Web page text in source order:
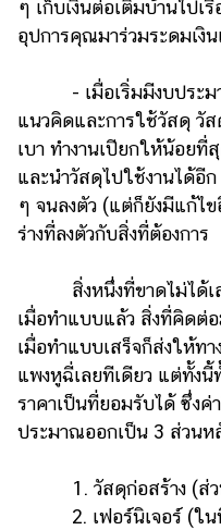
และ
เด็ก
Infographic
บริการ
แอปฯ
คอร์ส
ออนไลน์
เรียน
เลข
ออนไลน์
โฆษณา
ๆ เก็บเงินต่อเติมบ้านไป
อุปการคุณมาร่วมระดมเงิ
- เมื่อเริ่มมีงบประ
แนวคิดและการใช้วัสดุ วั
เบา ทำงานเปียกให้น้อยที่
และนำวัสดุไปใช้งานได้อี
ๆ จนลงตัว (แต่ก็ยังมีแก้ไ
ร่างที่ลงตัวกับสิ่งที่ต้องการ
สิ่งหนึ่งที่ขาดไม่ได้
เมื่อทำแบบแล้ว สิ่งที่คิดต่
เมื่อทำแบบเสร็จก็ส่งให้ทา
แพงหูฉี่เลยทีเดียว แต่ทั้ง
ราคาเป็นที่ยอมรับได้ ซึ่งค่
ประมาณออกเป็น 3 ส่วนห
1. วัสดุก่อสร้าง (ส่
2. เฟอร์นิเจอร์ (ใ